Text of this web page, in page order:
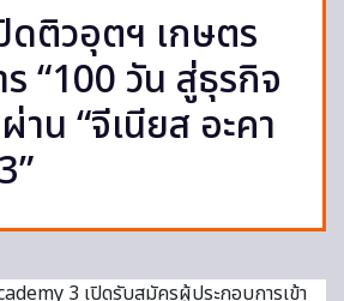
ติวอุตฯ เกษตร
“100 วัน สู่ธุรกิจ
น “จีเนียส อะคา